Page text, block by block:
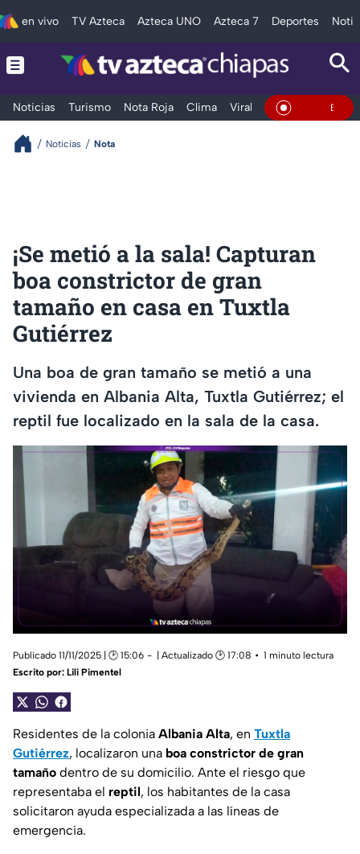
en vivo TV Azteca Azteca UNO Azteca 7 Deportes
Noticias Turismo Nota Roja Clima Viral y Tendencia En Vivo
Noticias Nota
¡Se metió a la sala! Capturan
boa constrictor de gran
tamaño en casa en Tuxtla
Gutiérrez
Una boa de gran tamaño se metió a una
vivienda en Albania Alta, Tuxtla Gutiérrez; el
reptil fue localizado en la sala de la casa.
Publicado 11/11/2025 | 🕑 15:06 | Actualizado 🕑 17:08
1 minuto lectura
Escrito por: Lili Pimentel
Residentes de la colonia Albania Alta, en Tuxtla
Gutiérrez, localizaron una boa constrictor de gran
tamaño dentro de su domicilio. Ante el riesgo que
representaba el reptil, los habitantes de la casa
solicitaron ayuda especializada a las líneas de
emergencia.